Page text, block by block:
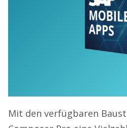
Mit den verfügbaren